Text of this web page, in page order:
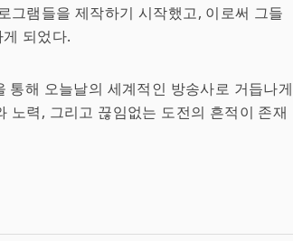
그램들을 제작하기 시작했고, 이로써 그들
되었다.
통해 오늘날의 세계적인 방송사로 거듭나게
노력, 그리고 끊임없는 도전의 흔적이 존재